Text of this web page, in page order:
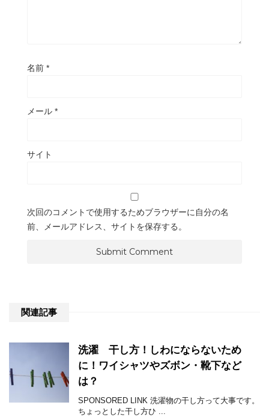
名前 *
メール *
サイト
次回のコメントで使用するためブラウザーに自分の名
前、メールアドレス、サイトを保存する。
関連記事
洗濯 干し方！しわにならないため
に！ワイシャツやズボン・靴下など
は？
SPONSORED LINK 洗濯物の干し方って大事です。
ちょっとした干し方ひ ...